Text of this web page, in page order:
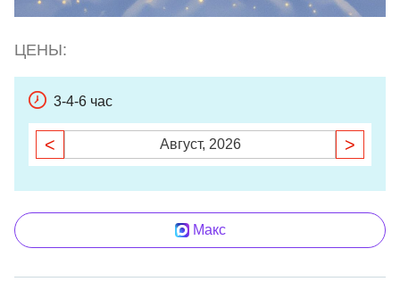
ЦЕНЫ:
3-4-6 час
< Август, 2026 >
Макс